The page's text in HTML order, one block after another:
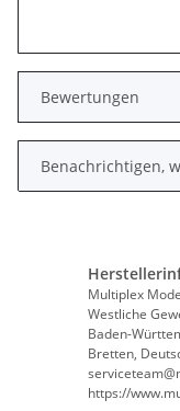
Bewertungen
Benachrichtigen,
Multiplex
Westliche
Baden-
Bretten,
https://